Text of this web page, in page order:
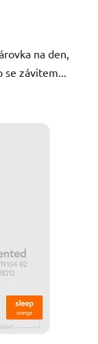
na den,
závitem...